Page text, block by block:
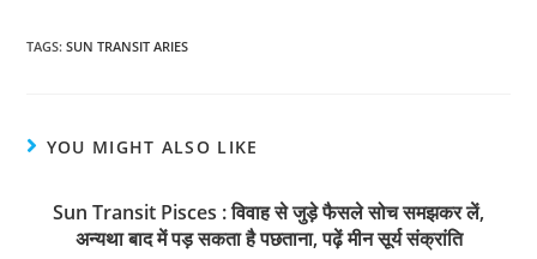
TAGS:SUN TRANSIT ARIES
YOU MIGHT ALSO LIKE
Sun Transit Pisces : विवाह से जुड़े फैसले सोच समझकर लें,
अन्यथा बाद में पड़ सकता है पछताना, पढ़ें मीन सूर्य संक्रांति